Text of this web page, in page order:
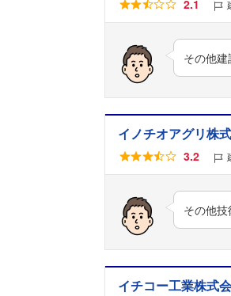
2.1
その他
イノチオアグリ株
3.2
その他
イチコー工業株式